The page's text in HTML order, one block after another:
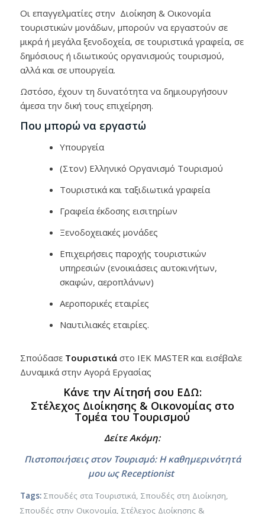
Οι επαγγελματίες στην Διοίκηση & Οικονομία
τουριστικών μονάδων, μπορούν να εργαστούν σε
μικρά ή μεγάλα ξενοδοχεία, σε τουριστικά γραφεία, σε
δημόσιους ή ιδιωτικούς οργανισμούς τουρισμού,
αλλά και σε υπουργεία.
Ωστόσο, έχουν τη δυνατότητα να δημιουργήσουν
άμεσα την δική τους επιχείρηση.
Που μπορώ να εργαστώ
Υπουργεία
(Στον) Ελληνικό Οργανισμό Τουρισμού
Τουριστικά και ταξιδιωτικά γραφεία
Γραφεία έκδοσης εισιτηρίων
Ξενοδοχειακές μονάδες
Επιχειρήσεις παροχής τουριστικών
υπηρεσιών (ενοικιάσεις αυτοκινήτων,
σκαφών, αεροπλάνων)
Αεροπορικές εταιρίες
Ναυτιλιακές εταιρίες.
Σπούδασε Τουριστικάστο ΙΕΚ MASTER και εισέβαλε
Δυναμικά στην Αγορά Εργασίας
Κάνε την Αίτησή σου ΕΔΩ:
Στέλεχος Διοίκησης & Οικονομίας στο
Τομέα του Τουρισμού
Δείτε Ακόμη:
Πιστοποιήσεις στον Τουρισμό: H καθημερινότητά
μου ως Receptionist
Tags: Σπουδές στα Τουριστικά, Σπουδές στη Διοίκηση,
Σπουδές στην Οικονομία, Στέλεχος Διοίκησης &